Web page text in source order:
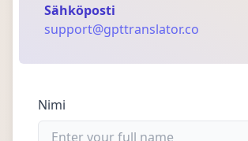
Sähköposti
support@gpttranslator.co
Nimi